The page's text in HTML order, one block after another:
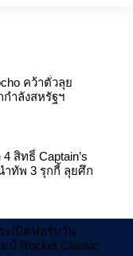
คว้าตั๋วลุย
กำลังสหรัฐฯ
สิทธิ์ Captain’s
ำทัพ 3 รุกกี้ ลุยศึก
ะเบิดฟอร์มวัน
ป์ Rocket Classic